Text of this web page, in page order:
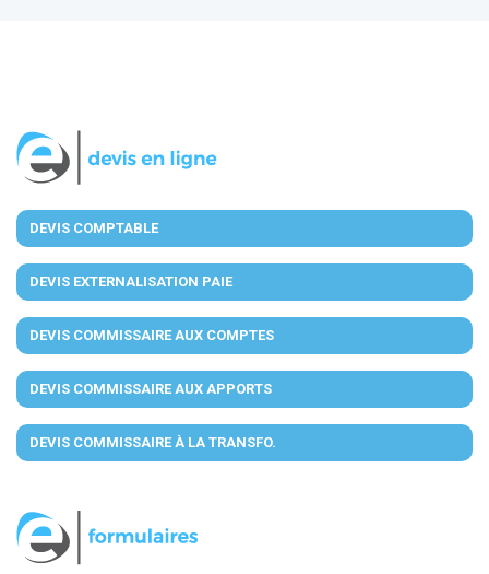
DEVIS COMPTABLE
DEVIS EXTERNALISATION PAIE
DEVIS COMMISSAIRE AUX COMPTES
DEVIS COMMISSAIRE AUX APPORTS
DEVIS COMMISSAIRE À LA TRANSFO.